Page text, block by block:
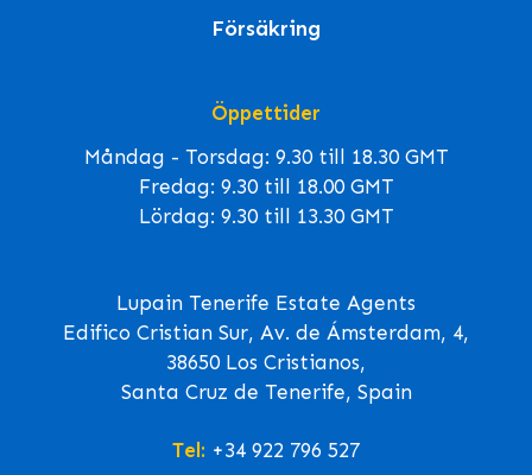
Försäkring
Öppettider
Måndag - Torsdag: 9.30 till 18.30 GMT
Fredag: 9.30 till 18.00 GMT
Lördag: 9.30 till 13.30 GMT
Lupain Tenerife Estate Agents
Edifico Cristian Sur, Av. de Ámsterdam, 4,
38650 Los Cristianos,
Santa Cruz de Tenerife, Spain
Tel: +34 922 796 527